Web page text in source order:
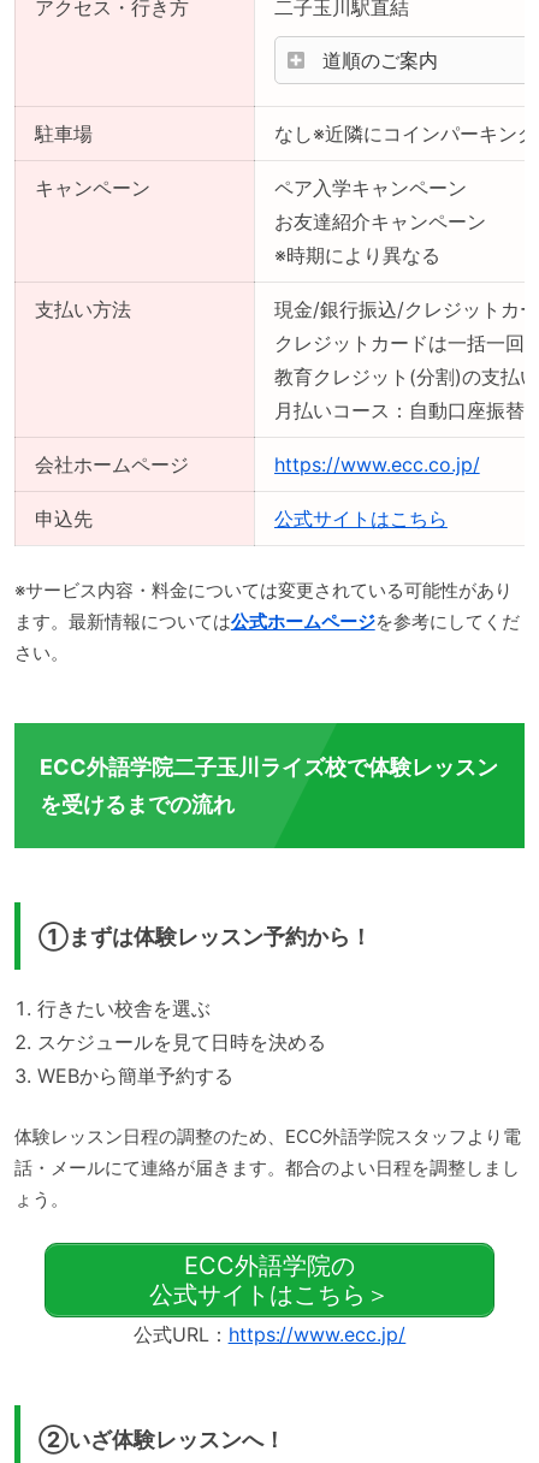
アクセス・行き方 二子玉川駅直結
道順のご案内
駐車場 なし※近隣にコインパーキン
キャンペーン
ペア入学キャンペーン
お友達紹介キャンペーン
※時期により異なる
支払い方法
現金/銀行振込/クレジットカ
クレジットカードは一括一回
教育クレジット(分割)の支払
月払いコース：自動口座振替
会社ホームページ https://www.ecc.co.jp/
申込先 公式サイトはこちら
※サービス内容・料金については変更されている可能性があり
ます。最新情報については公式ホームページを参考にしてくだ
さい。
ECC外語学院二子玉川ライズ校で体験レッスン
を受けるまでの流れ
①まずは体験レッスン予約から！
行きたい校舎を選ぶ
スケジュールを見て日時を決める
WEBから簡単予約する
体験レッスン日程の調整のため、ECC外語学院スタッフより電
話・メールにて連絡が届きます。都合のよい日程を調整しまし
ょう。
ECC外語学院の
公式サイトはこちら＞
公式URL： https://www.ecc.jp/
②いざ体験レッスンへ！